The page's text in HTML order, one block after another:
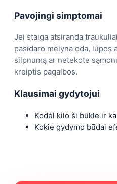
Pavojingi simptomai
Jei staiga atsiranda
pasidaro mėlyna oda, lūpos
silpnumą ar netekote
kreiptis pagalbos.
Klausimai gydytojui
Kodėl kilo ši būklė ir
Kokie gydymo būdai